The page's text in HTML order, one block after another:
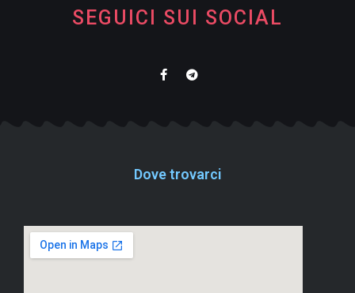
SEGUICI SUI SOCIAL
Dove trovarci